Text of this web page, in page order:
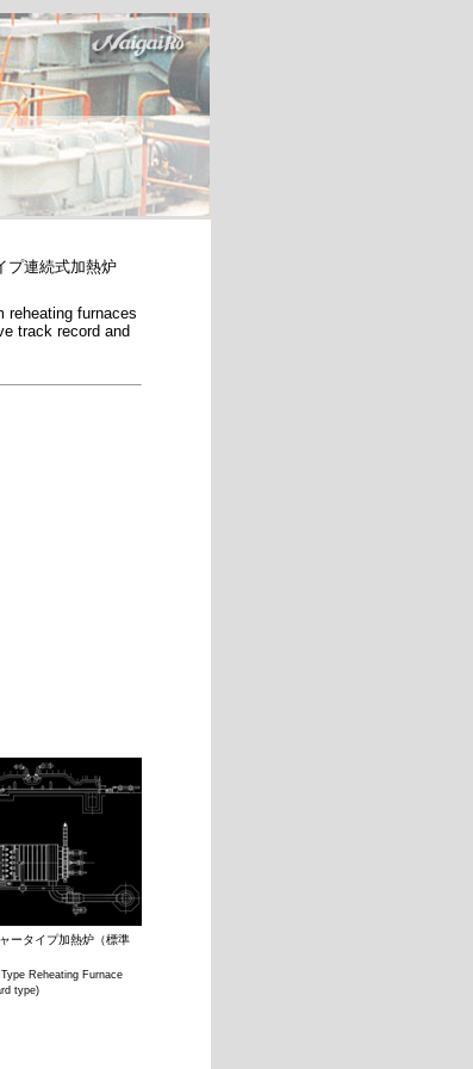
プ連続式加熱炉
reheating furnaces
track record and
ータイプ加熱炉（標準
Reheating Furnace
type)